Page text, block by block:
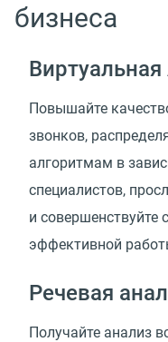
бизнеса
Повышайте
звонков,
алгоритмам в
специалистов,
и совершенствуйте
эффективной
Речевая
Получайте анализ